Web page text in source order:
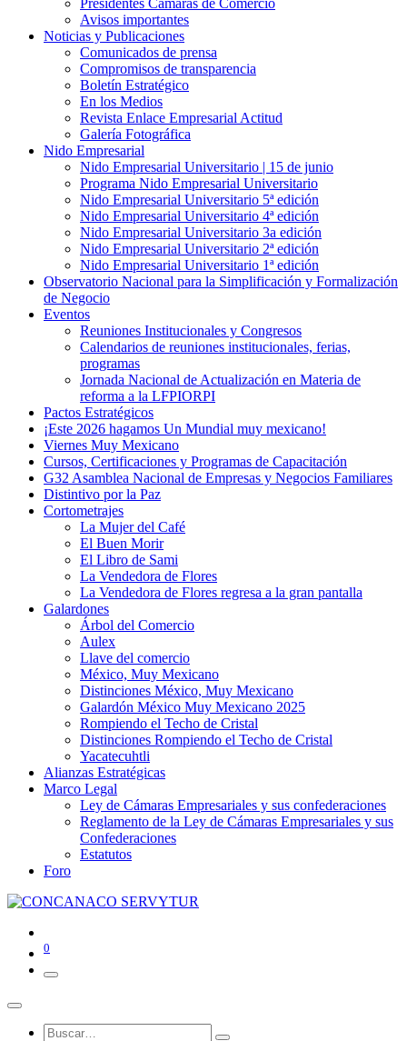
Presidentes Cámaras de Comercio
Avisos importantes
Noticias y Publicaciones
Comunicados de prensa
Compromisos de transparencia
Boletín Estratégico
En los Medios
Revista Enlace Empresarial Actitud
Galería Fotográfica
Nido Empresarial
Nido Empresarial Universitario | 15 de junio
Programa Nido Empresarial Universitario
Nido Empresarial Universitario 5ª edición
Nido Empresarial Universitario 4ª edición
Nido Empresarial Universitario 3a edición
Nido Empresarial Universitario 2ª edición
Nido Empresarial Universitario 1ª edición
Observatorio Nacional para la Simplificación y Formalización
de Negocio
Eventos
Reuniones Institucionales y Congresos
Calendarios de reuniones institucionales, ferias,
programas
Jornada Nacional de Actualización en Materia de
reforma a la LFPIORPI
Pactos Estratégicos
¡Este 2026 hagamos Un Mundial muy mexicano!
Viernes Muy Mexicano
Cursos, Certificaciones y Programas de Capacitación
G32 Asamblea Nacional de Empresas y Negocios Familiares
Distintivo por la Paz
Cortometrajes
La Mujer del Café
El Buen Morir
El Libro de Sami
La Vendedora de Flores
La Vendedora de Flores regresa a la gran pantalla
Galardones
Árbol del Comercio
Aulex
Llave del comercio
México, Muy Mexicano
Distinciones México, Muy Mexicano
Galardón México Muy Mexicano 2025
Rompiendo el Techo de Cristal
Distinciones Rompiendo el Techo de Cristal
Yacatecuhtli
Alianzas Estratégicas
Marco Legal
Ley de Cámaras Empresariales y sus confederaciones
Reglamento de la Ley de Cámaras Empresariales y sus
Confederaciones
Estatutos
Foro
0